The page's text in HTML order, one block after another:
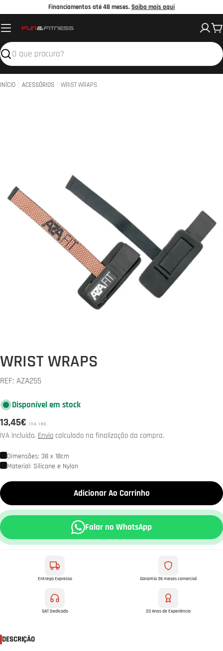
o
conteúdo
Financiamentos até 48 meses.Saiba mais aqui
Pesquisar
INÍCIO ACESSÓRIOS WRIST WRAPS
media 0 em modal
WRIST WRAPS
REF: AZA255
Disponível em stock
Preço
normal
13,45€ IVA INC.
IVA incluído. Envio calculado na finalização da compra.
Dimensões: 38 x 18cm
Material: Silicone e Nylon
Adicionar Ao Carrinho
Falar no WhatsApp
Entrega Expresso Garantia 36 meses comercial
SAT Dedicado 20 Anos de Experiência
DESCRIÇÃO